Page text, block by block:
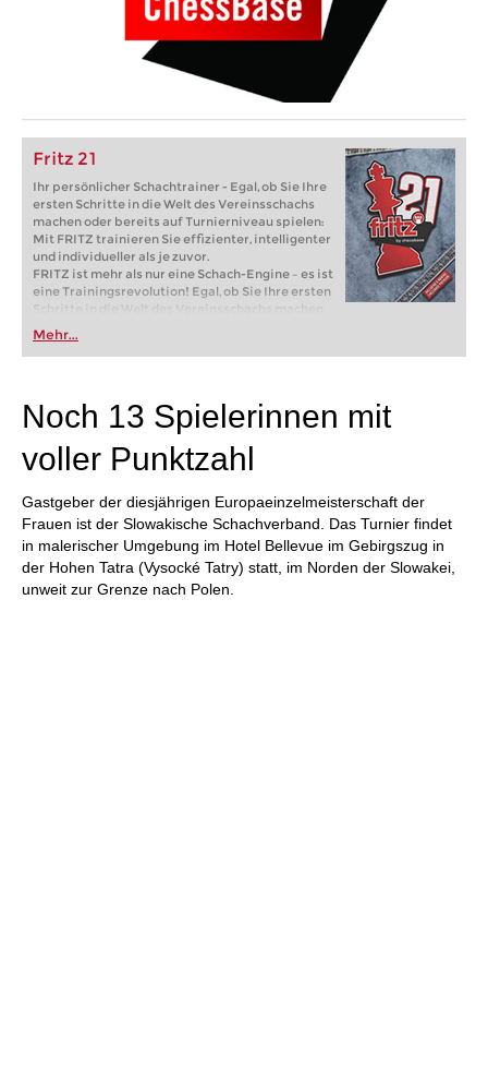
Fritz 21
Ihr persönlicher Schachtrainer - Egal, ob Sie Ihre
ersten Schritte in die Welt des Vereinsschachs
machen oder bereits auf Turnierniveau spielen:
Mit FRITZ trainieren Sie effizienter, intelligenter
und individueller als je zuvor.
FRITZ ist mehr als nur eine Schach-Engine – es ist
eine Trainingsrevolution! Egal, ob Sie Ihre ersten
Schritte in die Welt des Vereinsschachs machen
oder bereits auf Turnierniveau spielen: Mit
FRITZ trainieren Sie effizienter, intelligenter und
individueller als je zuvor.
Mehr...
Noch 13 Spielerinnen mit
voller Punktzahl
Gastgeber der diesjährigen Europaeinzelmeisterschaft der
Frauen ist der Slowakische Schachverband. Das Turnier findet
in malerischer Umgebung im Hotel Bellevue im Gebirgszug in
der Hohen Tatra (Vysocké Tatry) statt, im Norden der Slowakei,
unweit zur Grenze nach Polen.